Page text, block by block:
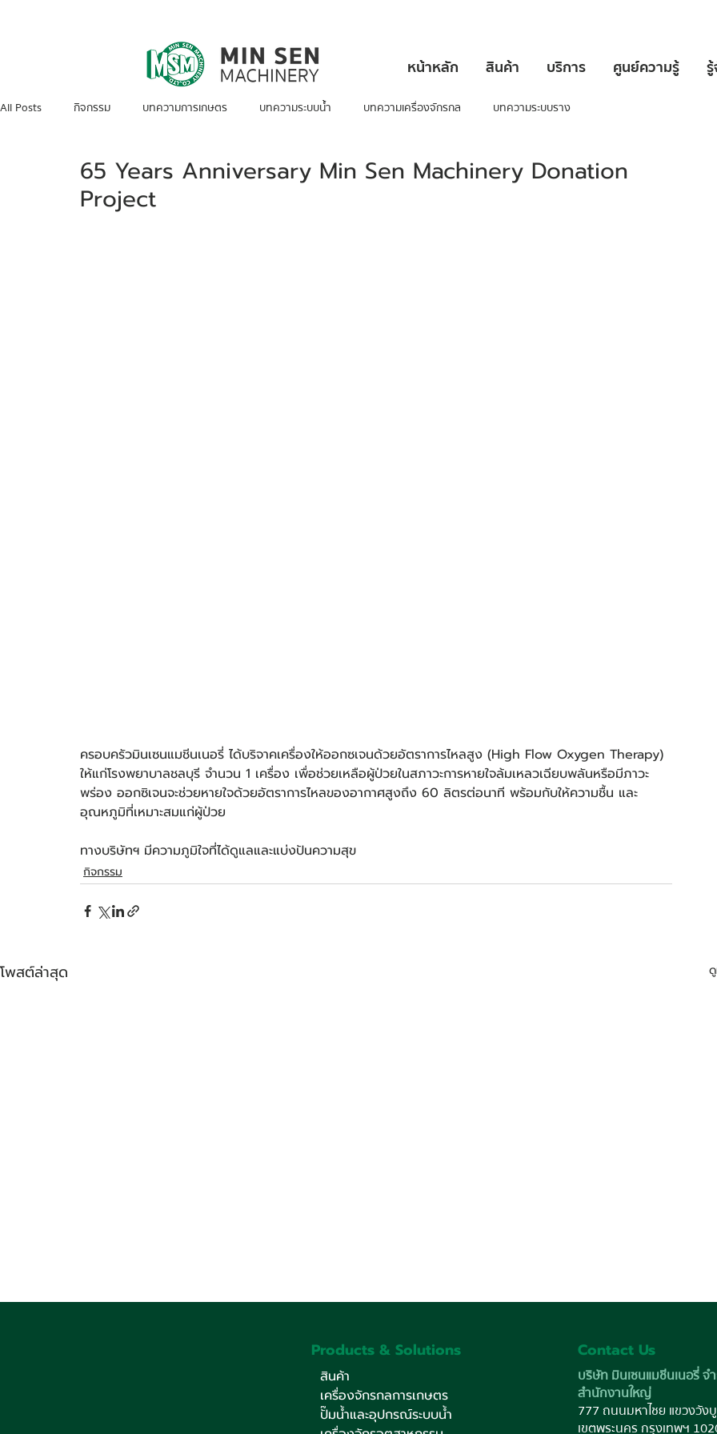
หน้าหลัก สินค้า บริการ ศูนย์ความรู้
All Posts กิจกรรม บทความการเกษตร บทความระบบน้ำ บทความเครื่องจักรกล บทความระบบราง
Innovation for Sustainability Sustainability Highlights
65 Years Anniversary Min Sen Machinery Donation
Project
ครอบครัวมินเซนแมชีนเนอรี่ ได้บริจาคเครื่องให้ออกซเจนด้วยอัตราการไหลสูง (High Flow Oxygen Therapy)
ให้แก่โรงพยาบาลชลบุรี จำนวน 1 เครื่อง เพื่อช่วยเหลือผู้ป่วยในสภาวะการหายใจล้มเหลวเฉียบพลันหรือมีภาวะ
พร่อง ออกซิเจนจะช่วยหายใจด้วยอัตราการไหลของอากาศสูงถึง 60 ลิตรต่อนาที พร้อมกับให้ความชื้น และ
อุณหภูมิที่เหมาะสมแก่ผู้ป่วย
ทางบริษัทฯ มีความภูมิใจที่ได้ดูแลและแบ่งปันความสุข
กิจกรรม
โพสต์ล่าสุด
มินเซนแมชีนเนอรี่ฯ สนับสนุน
การศึกษา “ส่งต่อความสุขสู่
เยาวชน”มอบเครื่องกรองน้ำ
อุปกรณ์กีฬา แก่โรงเรียนใน
มินเซนแมชีนเนอรี่ฯ ร่วมงาน “คู
โบต้าคุ้มค่า คุ้มทุน ควบคุมได้”
จัดแสดงสินค้า “สิงห์สยาม”
สนับสนุนการใช้งานโดรน
Products & Solutions
สินค้า
เครื่องจักรกลการเกษตร
ปั๊มน้ำและอุปกรณ์ระบบน้ำ
Contact Us
บริษัท มินเซนแมชีนเนอรี่ จ
สำนักงานใหญ่
777 ถนนมหาไชย แขวงวัง
เขตพระนคร กรุงเทพฯ